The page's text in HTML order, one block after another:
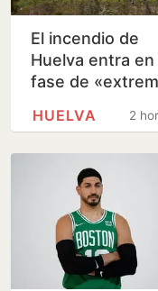
El incendio de
Huelva entra en
fase de
los cambios de
2
HUELVA